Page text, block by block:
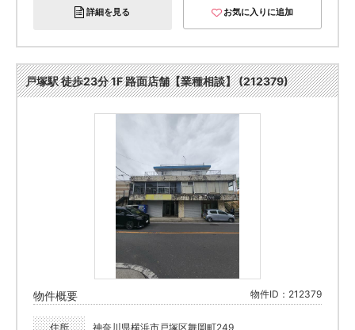
詳細を見る お気に入りに追加
戸塚駅 徒歩23分 1F 路面店舗【業種相談】 (212379)
物件概要 物件ID：212379
住所 神奈川県横浜市戸塚区舞岡町249